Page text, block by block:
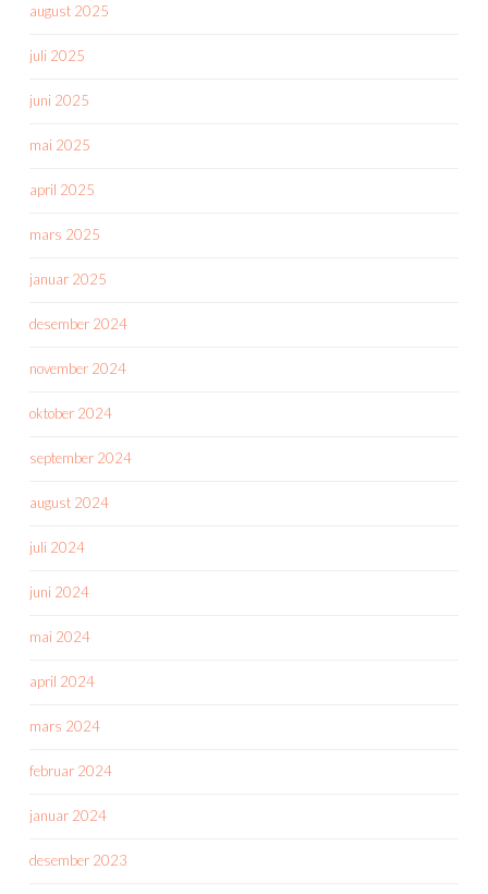
august 2025
juli 2025
juni 2025
mai 2025
april 2025
mars 2025
januar 2025
desember 2024
november 2024
oktober 2024
september 2024
august 2024
juli 2024
juni 2024
mai 2024
april 2024
mars 2024
februar 2024
januar 2024
desember 2023